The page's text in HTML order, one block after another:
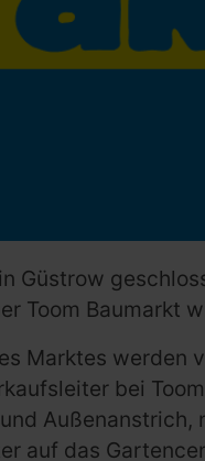
Güstrow
Toom Baumarkt
Marktes
bei
auf das